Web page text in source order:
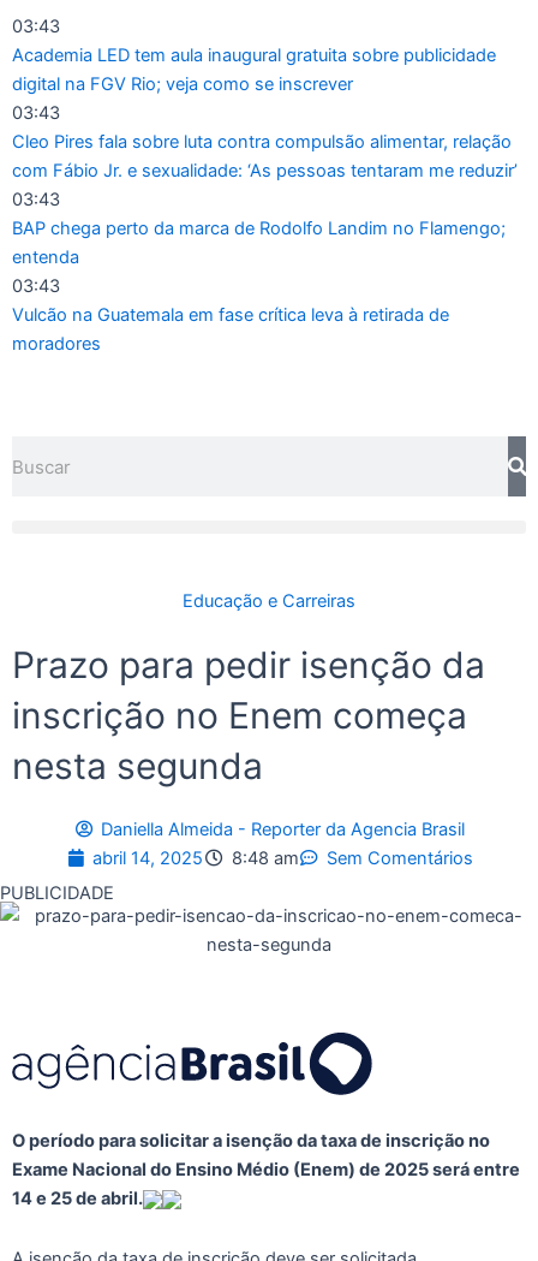
conteúdo
03:43
Academia LED tem aula inaugural gratuita sobre publicidade
digital na FGV Rio; veja como se inscrever
03:43
Cleo Pires fala sobre luta contra compulsão alimentar, relação
com Fábio Jr. e sexualidade: ‘As pessoas tentaram me reduzir’
03:43
BAP chega perto da marca de Rodolfo Landim no Flamengo;
entenda
03:43
Vulcão na Guatemala em fase crítica leva à retirada de
moradores
Educação e Carreiras
Prazo para pedir isenção da
inscrição no Enem começa
nesta segunda
Daniella Almeida - Reporter da Agencia Brasil
abril 14, 2025
8:48 am
Sem Comentários
PUBLICIDADE
O período para solicitar a isenção da taxa de inscrição no
Exame Nacional do Ensino Médio (Enem) de 2025 será entre
14 e 25 de abril.